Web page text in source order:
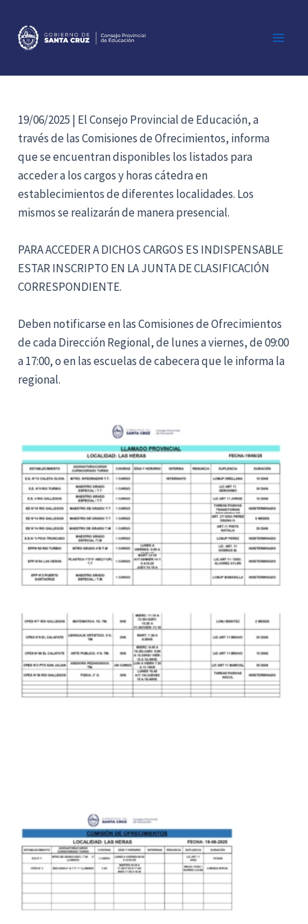
contenido
19/06/2025 | El Consejo Provincial de Educación, a
través de las Comisiones de Ofrecimientos, informa
que se encuentran disponibles los listados para
acceder a los cargos y horas cátedra en
establecimientos de diferentes localidades. Los
mismos se realizarán de manera presencial.
PARA ACCEDER A DICHOS CARGOS ES INDISPENSABLE
ESTAR INSCRIPTO EN LA JUNTA DE CLASIFICACIÓN
CORRESPONDIENTE.
Deben notificarse en las Comisiones de Ofrecimientos
de cada Dirección Regional, de lunes a viernes, de 09:00
a 17:00, o en las escuelas de cabecera que le informa la
regional.